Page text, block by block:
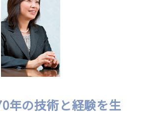
年の技術と経験を生